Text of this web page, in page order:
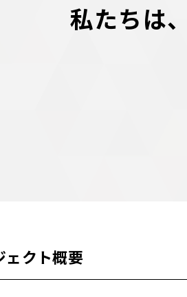
私たちは
ェクト概要